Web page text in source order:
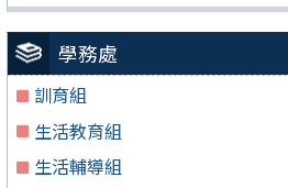
學務處
訓育組
生活教育組
生活輔導組